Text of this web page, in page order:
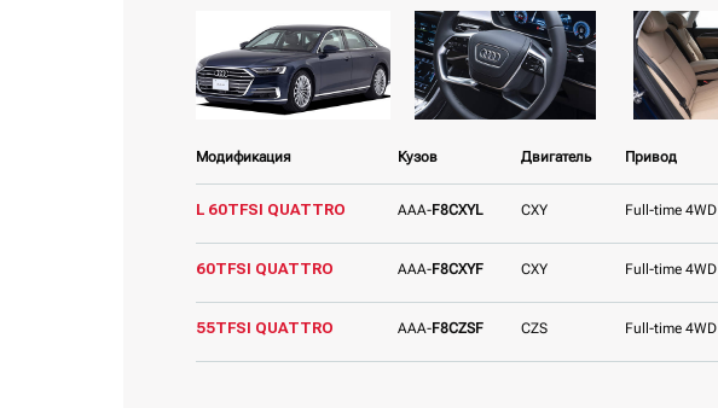
Модификация Кузов Двигатель Привод
L 60TFSI QUATTRO AAA-F8CXYL CXY Full-time 4WD
60TFSI QUATTRO AAA-F8CXYF CXY Full-time 4WD
55TFSI QUATTRO AAA-F8CZSF CZS Full-time 4WD